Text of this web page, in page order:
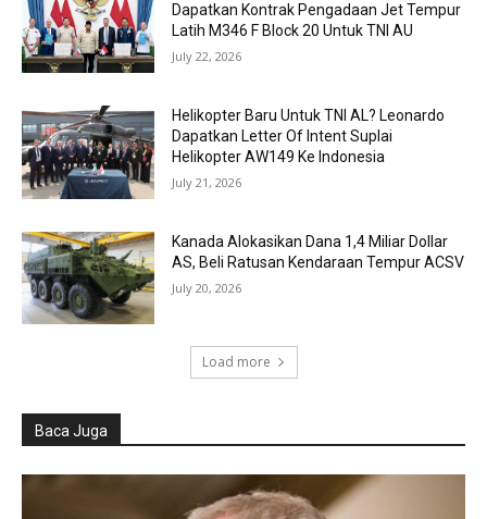
Dapatkan Kontrak Pengadaan Jet Tempur
Latih M346 F Block 20 Untuk TNI AU
July 22, 2026
Helikopter Baru Untuk TNI AL? Leonardo
Dapatkan Letter Of Intent Suplai
Helikopter AW149 Ke Indonesia
July 21, 2026
Kanada Alokasikan Dana 1,4 Miliar Dollar
AS, Beli Ratusan Kendaraan Tempur ACSV
July 20, 2026
Load more
Baca Juga